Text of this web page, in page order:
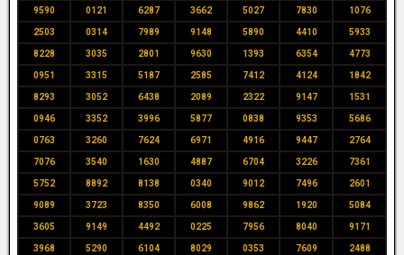
9590 0121 6287 3662 5027 7830 1076
2503 0314 7989 9148 5890 4410 5933
8228 3035 2801 9630 1393 6354 4773
0951 3315 5187 2585 7412 4124 1842
8293 3052 6438 2089 2322 9147 1531
0946 3352 3996 5877 0838 9353 5686
0763 3260 7624 6971 4916 9447 2764
7076 3540 1630 4887 6704 3226 7361
5752 8892 8138 0340 9012 7496 2601
9089 3723 8350 6008 9862 1920 5084
3605 9149 4492 0225 7956 8040 9171
3968 5290 6104 8029 0353 7609 2488